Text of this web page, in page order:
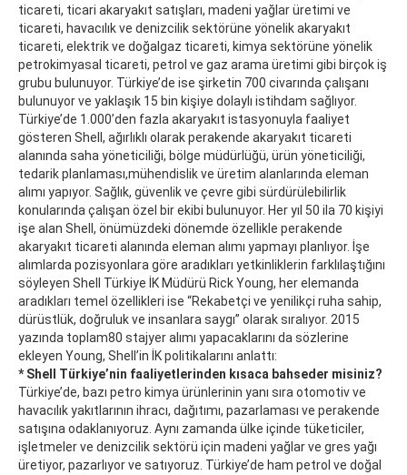
ticareti, ticari akaryakıt satışları, madeni yağlar üretimi ve
ticareti, havacılık ve denizcilik sektörüne yönelik akaryakıt
ticareti, elektrik ve doğalgaz ticareti, kimya sektörüne yönelik
petrokimyasal ticareti, petrol ve gaz arama üretimi gibi birçok iş
grubu bulunuyor. Türkiye’de ise şirketin 700 civarında çalışanı
bulunuyor ve yaklaşık 15 bin kişiye dolaylı istihdam sağlıyor.
Türkiye’de 1.000’den fazla akaryakıt istasyonuyla faaliyet
gösteren Shell, ağırlıklı olarak perakende akaryakıt ticareti
alanında saha yöneticiliği, bölge müdürlüğü, ürün yöneticiliği,
tedarik planlaması,mühendislik ve üretim alanlarında eleman
alımı yapıyor. Sağlık, güvenlik ve çevre gibi sürdürülebilirlik
konularında çalışan özel bir ekibi bulunuyor. Her yıl 50 ila 70 kişiyi
işe alan Shell, önümüzdeki dönemde özellikle perakende
akaryakıt ticareti alanında eleman alımı yapmayı planlıyor. İşe
alımlarda pozisyonlara göre aradıkları yetkinliklerin farklılaştığını
söyleyen Shell Türkiye İK Müdürü Rick Young, her elemanda
aradıkları temel özellikleri ise “Rekabetçi ve yenilikçi ruha sahip,
dürüstlük, doğruluk ve insanlara saygı” olarak sıralıyor. 2015
yazında toplam80 stajyer alımı yapacaklarını da sözlerine
ekleyen Young, Shell’in İK politikalarını anlattı:
* Shell Türkiye’nin faaliyetlerinden kısaca bahseder misiniz?
Türkiye’de, bazı petro kimya ürünlerinin yanı sıra otomotiv ve
havacılık yakıtlarının ihracı, dağıtımı, pazarlaması ve perakende
satışına odaklanıyoruz. Aynı zamanda ülke içinde tüketiciler,
işletmeler ve denizcilik sektörü için madeni yağlar ve gres yağı
üretiyor, pazarlıyor ve satıyoruz. Türkiye’de ham petrol ve doğal